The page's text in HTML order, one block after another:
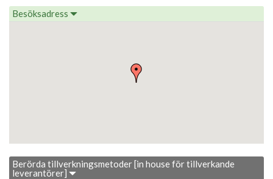
Besöksadress
Berörda tillverkningsmetoder [in house för tillverkande
leverantörer]